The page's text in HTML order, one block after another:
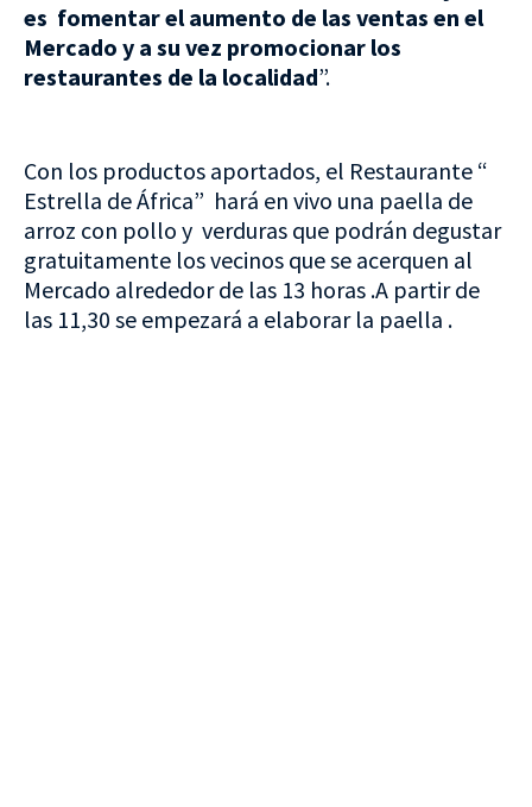
es fomentar el aumento de las ventas en el
Mercado y a su vez promocionar los
restaurantes de la localidad”.
Con los productos aportados, el Restaurante “
Estrella de África” hará en vivo una paella de
arroz con pollo y verduras que podrán degustar
gratuitamente los vecinos que se acerquen al
Mercado alrededor de las 13 horas .A partir de
las 11,30 se empezará a elaborar la paella .